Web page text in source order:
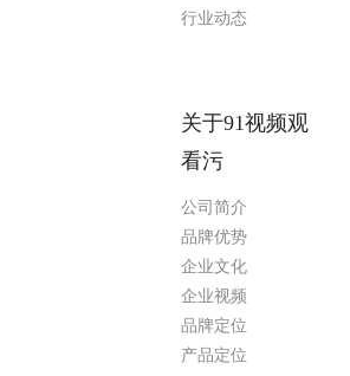
行业动态
关于91视频观
看污
公司简介
品牌优势
企业文化
企业视频
品牌定位
产品定位